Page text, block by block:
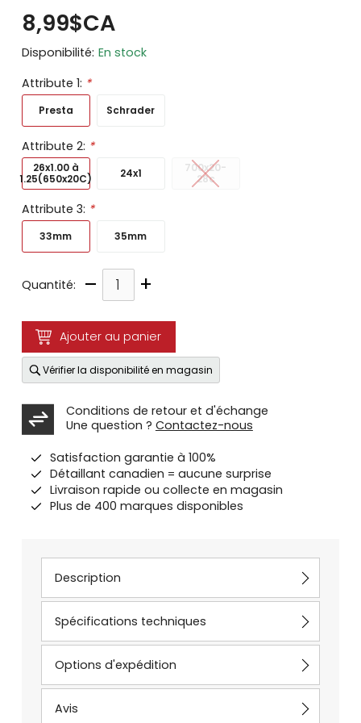
8,99$CA
Disponibilité: En stock
Attribute 1: *
Presta Schrader
Attribute 2: *
26x1.00 à
1.25(650x20C)
24x1
700x20-
28c
Attribute 3: *
33mm 35mm
Quantité: – +
Ajouter au panier
Vérifier la disponibilité en magasin
Conditions de retour et d'échange
Une question ? Contactez-nous
Satisfaction garantie à 100%
Détaillant canadien = aucune surprise
Livraison rapide ou collecte en magasin
Plus de 400 marques disponibles
Description
Spécifications techniques
Options d'expédition
Avis